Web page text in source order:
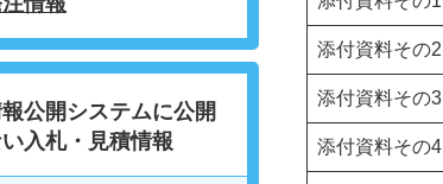
添付資料その2
添付資料その3
添付資料その4
公開システムに公開
入札・見積情報